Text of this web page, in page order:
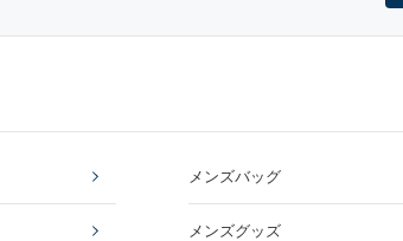
メンズバッグ
メンズグッズ